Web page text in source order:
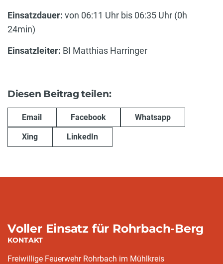
Einsatzdauer: von 06:11 Uhr bis 06:35 Uhr (0h
24min)
Einsatzleiter: BI Matthias Harringer
Diesen Beitrag teilen:
Email Facebook Whatsapp
Xing LinkedIn
Voller Einsatz für Rohrbach-Berg
KONTAKT
Freiwillige Feuerwehr Rohrbach im Mühlkreis